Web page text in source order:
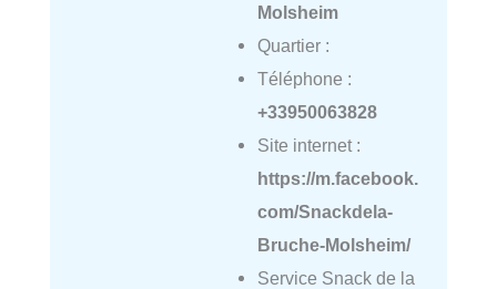
Molsheim
Quartier :
Téléphone :
+33950063828
Site internet :
https://m.facebook.
com/Snackdela-
Bruche-Molsheim/
Service Snack de la